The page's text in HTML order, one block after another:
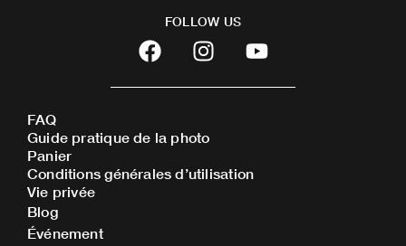
FOLLOW US
F
a
c
b
o
o
I
n
s
a
g
r
Y
o
u
FAQ
Guide pratique de la photo
Panier
Conditions générales d’utilisation
Vie privée
Blog
Événement